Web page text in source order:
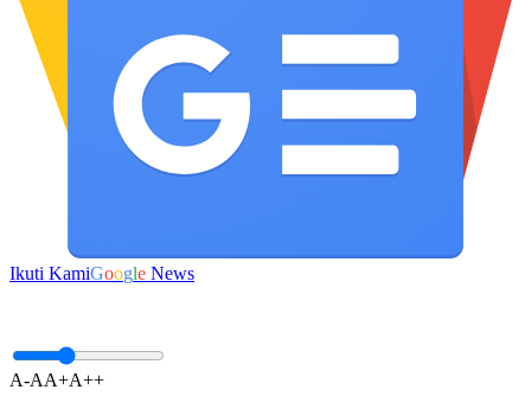
Ikuti KamiGoogle News
A-AA+A++